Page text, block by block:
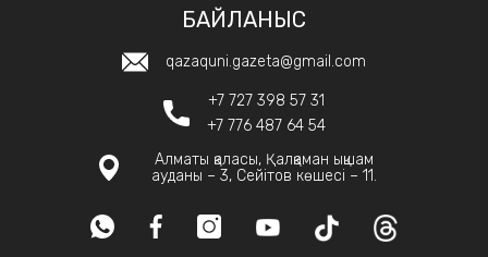
БАЙЛАНЫС
qazaquni.gazeta@gmail.com
+7 727 398 57 31
+7 776 487 64 54
Алматы қаласы, Қалқаман ықшам
ауданы – 3, Сейітов көшесі – 11.